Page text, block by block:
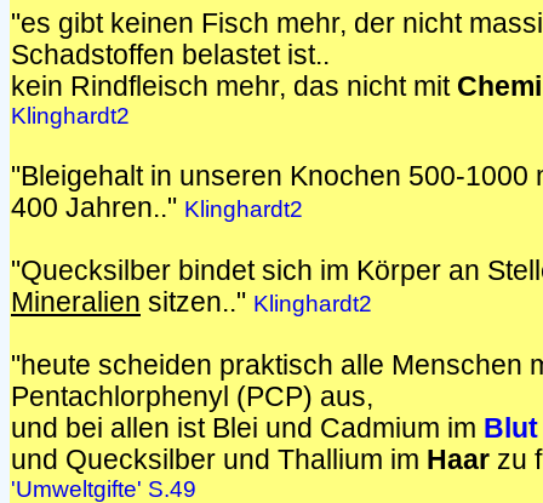
"es gibt keinen Fisch mehr, der nicht
Schadstoffen belastet ist..
kein Rindfleisch mehr, das nicht mit
Klinghardt2
"Bleigehalt in unseren Knochen 500-1000
400 Jahren.." Klinghardt2
"Quecksilber bindet sich im Körper an
Mineralien sitzen.." Klinghardt2
"heute scheiden praktisch alle Menschen
Pentachlorphenyl (PCP) aus,
und bei allen ist Blei und Cadmium im Blut
und Quecksilber und Thallium im Haar zu
'Umweltgifte' S.49